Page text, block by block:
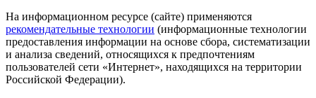
На информационном ресурсе (сайте) применяются
рекомендательные технологии (информационные технологии
предоставления информации на основе сбора, систематизации
и анализа сведений, относящихся к предпочтениям
пользователей сети «Интернет», находящихся на территории
Российской Федерации).